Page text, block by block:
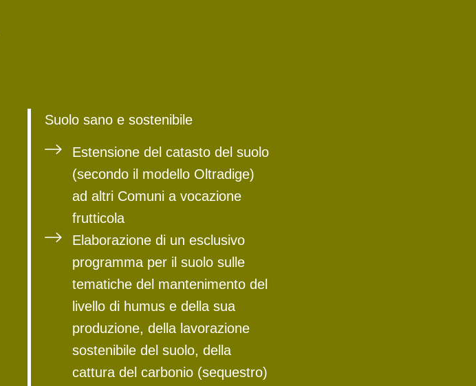
Suolo sano e sostenibile
Estensione del catasto del suolo
(secondo il modello Oltradige)
ad altri Comuni a vocazione
frutticola
Elaborazione di un esclusivo
programma per il suolo sulle
tematiche del mantenimento del
livello di humus e della sua
produzione, della lavorazione
sostenibile del suolo, della
cattura del carbonio (sequestro)